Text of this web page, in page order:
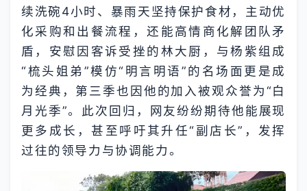
续洗碗4小时、暴雨天坚持保护食材，主动优
化采购和出餐流程，还能高情商化解团队矛
盾，安慰因客诉受挫的林大厨，与杨紫组成
“梳头姐弟”模仿“明言明语”的名场面更是成
为经典，第三季也因他的加入被观众誉为“白
月光季”。此次回归，网友纷纷期待他能展现
更多成长，甚至呼吁其升任“副店长”，发挥
过往的领导力与协调能力。